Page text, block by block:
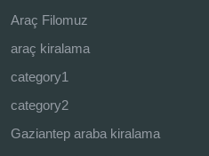
Araç Filomuz
araç kiralama
category1
category2
Gaziantep araba kiralama